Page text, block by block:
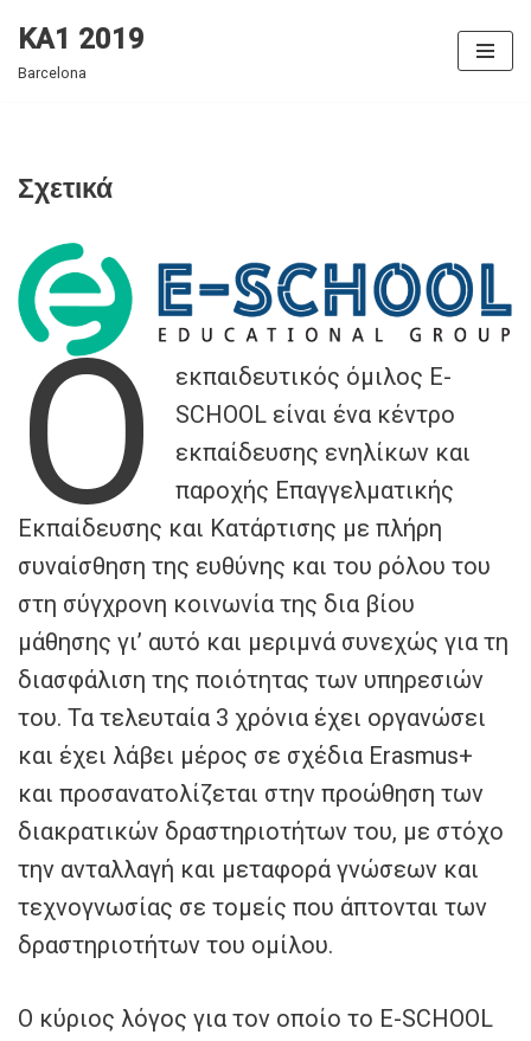
Skip
KA1 2019
Barcelona
Σχετικά
Ο
εκπαιδευτικός όμιλος E-
SCHOOL είναι ένα κέντρο
εκπαίδευσης ενηλίκων και
παροχής Επαγγελματικής
Εκπαίδευσης και Κατάρτισης με πλήρη
συναίσθηση της ευθύνης και του ρόλου του
στη σύγχρονη κοινωνία της δια βίου
μάθησης γι’ αυτό και μεριμνά συνεχώς για τη
διασφάλιση της ποιότητας των υπηρεσιών
του. Τα τελευταία 3 χρόνια έχει οργανώσει
και έχει λάβει μέρος σε σχέδια Erasmus+
και προσανατολίζεται στην προώθηση των
διακρατικών δραστηριοτήτων του, με στόχο
την ανταλλαγή και μεταφορά γνώσεων και
τεχνογνωσίας σε τομείς που άπτονται των
δραστηριοτήτων του ομίλου.
Ο κύριος λόγος για τον οποίο το E-SCHOOL